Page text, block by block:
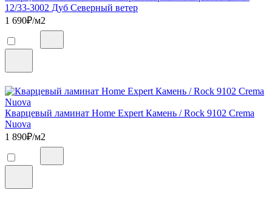
12/33-3002 Дуб Северный ветер
1 690₽/м2
Кварцевый ламинат Home Expert Камень / Rock 9102 Crema
Nuova
1 890₽/м2